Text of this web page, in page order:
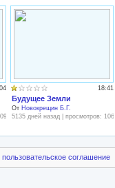
18:41
Будущее Земли
От Новокрещин Б.Г.
5135 дней назад | просмотров: 1063
пользовательское соглашение